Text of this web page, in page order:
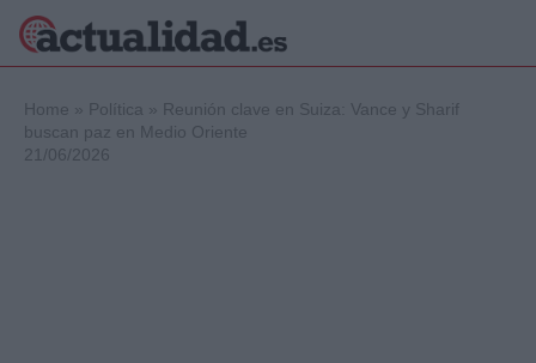
Home » Política » Reunión clave en Suiza: Vance y Sharif
buscan paz en Medio Oriente
21/06/2026